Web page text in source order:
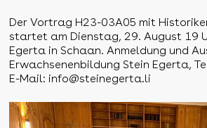
Der Vortrag H23-03A05 mit
startet am Dienstag, 29. August 19
Egerta in Schaan. Anmeldung und
Erwachsenenbildung Stein Egerta,
E-Mail: info@steinegerta.li